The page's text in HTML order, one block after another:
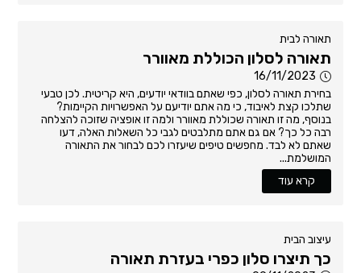
תאורה לבית
תאורה לסלון הכוללת מאוורר
16/11/2023
בחירת תאורה לסלון, כפי שאתם בוודאי יודעים, היא קריטית. לכן טבעי
שתלכו קצת לאיבוד, כי מה אתם יודיעם על האפשרויות הקיימות?
בנוסף, מה זו תאורה שכוללת מאוורר ולמה זו אופציה שזוכה להצלחה
רבה כל כך? אם גם אתם מתלבטים לגבי כל השאלות האלה, דעו
שאתם לא לבד. מחפשים טיפים שיעזרו לכם לבחור את התאורה
המושלמת...
קרא עוד
עיצוב הבית
כך תיצרו סלון כפרי בעזרת תאורה